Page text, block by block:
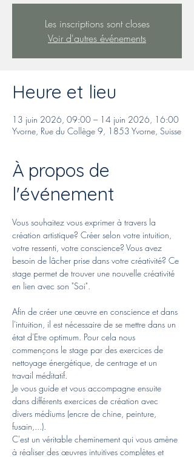
Les inscriptions sont closes
Voir d'autres événements
Heure et lieu
13 juin 2026, 09:00 – 14 juin 2026, 16:00
Yvorne, Rue du Collège 9, 1853 Yvorne, Suisse
À propos de
l'événement
Vous souhaitez vous exprimer à travers la
création artistique? Créer selon votre intuition,
votre ressenti, votre conscience? Vous avez
besoin de lâcher prise dans votre créativité? Ce
stage permet de trouver une nouvelle créativité
en lien avec son "Soi".
Afin de créer une œuvre en conscience et dans
l'intuition, il est nécessaire de se mettre dans un
état d'Etre optimum. Pour cela nous
commençons le stage par des exercices de
nettoyage énergétique, de centrage et un
travail méditatif.
Je vous guide et vous accompagne ensuite
dans différents exercices de création avec
divers médiums (encre de chine, peinture,
fusain,...).
C'est un véritable cheminement qui vous amène
à réaliser des œuvres intuitives complètes et